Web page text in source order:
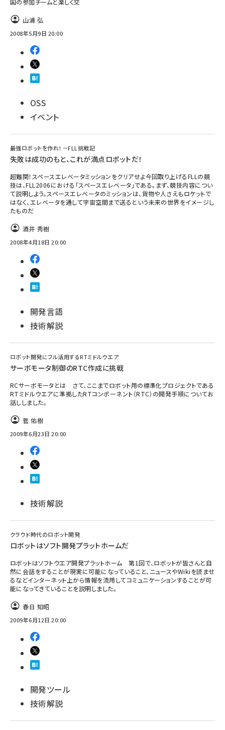
国の参加チームと楽しく交
山浦 弘
2008年5月9日 20:00
OSS
イベント
最強ロボットを作れ！－FLL挑戦記
失敗は成功のもと、これが満点ロボットだ！
超難関！スペースエレベータミッションをクリアせよ今回取り上げるFLLの競
技は、FLL2006における「スペースエレベータ」である。まず、競技内容につい
て説明しよう。スペースエレベータのミッションは、貨物や人さえもロケットで
はなく、エレベータを通して宇宙空間まで送るという未来の世界をイメージし
たものだ
酒井 秀樹
2008年4月18日 20:00
開発言語
技術解説
ロボット開発にフル活用するRTミドルウエア
サーボモータ制御のRTC作成に挑戦
RCサーボモータとは さて、ここまでロボット用の標準化プロジェクトである
RTミドルウエアに準拠したRTコンポーネント（RTC）の開発手順についてお
話ししました。
菅 佑樹
2009年6月23日 20:00
技術解説
クラウド時代のロボット開発
ロボットはソフト開発プラットホームだ
ロボットはソフトウエア開発プラットホーム 第1回で、ロボットが皆さんと自
然に会話をすることが現実に可能になっていること、ニュースやWikiを読ませ
るなどインターネット上から情報を流用してコミュニケーションすることが可
能になってきていることを説明しました。
春日 知昭
2009年6月12日 20:00
開発ツール
技術解説